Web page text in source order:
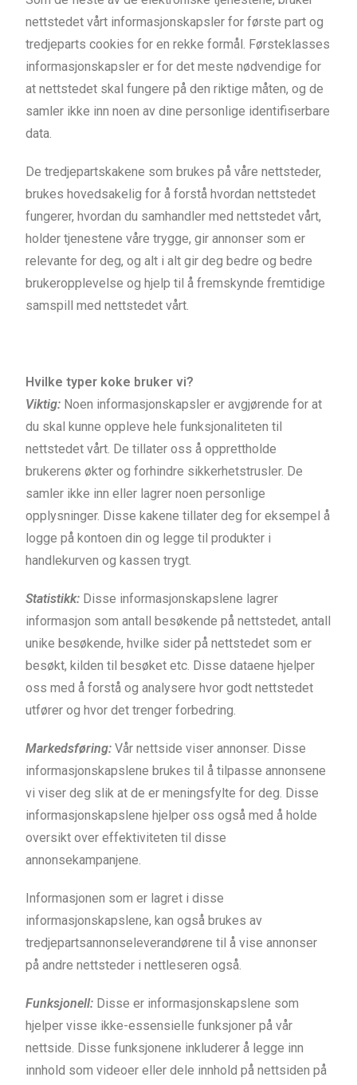
nettstedet vårt informasjonskapsler for første part og
tredjeparts cookies for en rekke formål. Førsteklasses
informasjonskapsler er for det meste nødvendige for
at nettstedet skal fungere på den riktige måten, og de
samler ikke inn noen av dine personlige identifiserbare
data.
De tredjepartskakene som brukes på våre nettsteder,
brukes hovedsakelig for å forstå hvordan nettstedet
fungerer, hvordan du samhandler med nettstedet vårt,
holder tjenestene våre trygge, gir annonser som er
relevante for deg, og alt i alt gir deg bedre og bedre
brukeropplevelse og hjelp til å fremskynde fremtidige
samspill med nettstedet vårt.
Hvilke typer koke bruker vi?
Viktig: Noen informasjonskapsler er avgjørende for at
du skal kunne oppleve hele funksjonaliteten til
nettstedet vårt. De tillater oss å opprettholde
brukerens økter og forhindre sikkerhetstrusler. De
samler ikke inn eller lagrer noen personlige
opplysninger. Disse kakene tillater deg for eksempel å
logge på kontoen din og legge til produkter i
handlekurven og kassen trygt.
Statistikk: Disse informasjonskapslene lagrer
informasjon som antall besøkende på nettstedet, antall
unike besøkende, hvilke sider på nettstedet som er
besøkt, kilden til besøket etc. Disse dataene hjelper
oss med å forstå og analysere hvor godt nettstedet
utfører og hvor det trenger forbedring.
Markedsføring: Vår nettside viser annonser. Disse
informasjonskapslene brukes til å tilpasse annonsene
vi viser deg slik at de er meningsfylte for deg. Disse
informasjonskapslene hjelper oss også med å holde
oversikt over effektiviteten til disse
annonsekampanjene.
Informasjonen som er lagret i disse
informasjonskapslene, kan også brukes av
tredjepartsannonseleverandørene til å vise annonser
på andre nettsteder i nettleseren også.
Funksjonell: Disse er informasjonskapslene som
hjelper visse ikke-essensielle funksjoner på vår
nettside. Disse funksjonene inkluderer å legge inn
innhold som videoer eller dele innhold på nettsiden på